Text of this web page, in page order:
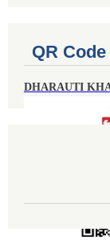
QR Code
DHARAUTI